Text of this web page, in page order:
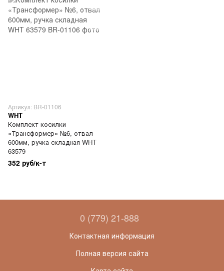
Артикул: BR-01106
WHT
Комплект косилки
«Трансформер» №6, отвал
600мм, ручка складная WHT
63579
352 руб/к-т
0 (779) 21-888
Контактная информация
Полная версия сайта